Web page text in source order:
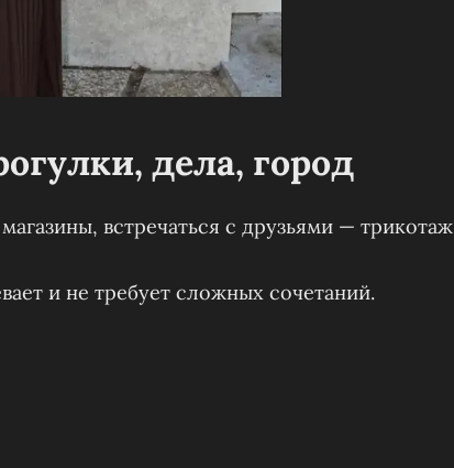
дела, город
встречаться с друзьями — трикотаж
и не требует сложных сочетаний.